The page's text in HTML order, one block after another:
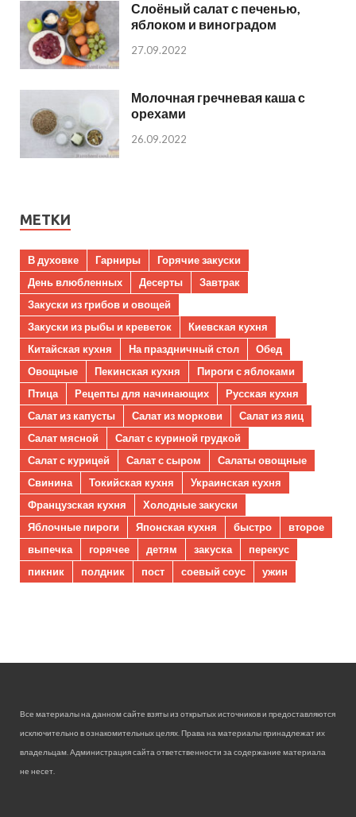
Слоёный салат с печенью,
яблоком и виноградом
27.09.2022
Молочная гречневая каша с
орехами
26.09.2022
МЕТКИ
В духовке Гарниры
Горячие закуски
День влюбленных
Десерты
Завтрак
Закуски из грибов и овощей
Закуски из рыбы и креветок
Киевская кухня
Китайская кухня
На праздничный стол
Обед
Овощные
Пекинская кухня
Пироги с яблоками
Птица
Рецепты для начинающих
Русская кухня
Салат из капусты
Салат из моркови
Салат из яиц
Салат мясной
Салат с куриной грудкой
Салат с курицей
Салат с сыром
Салаты овощные
Свинина
Токийская кухня
Украинская кухня
Французская кухня
Холодные закуски
Яблочные пироги
Японская кухня быстро
второе
выпечка
горячее детям закуска
перекус
пикник
полдник пост соевый соус ужин
Все материалы на данном сайте взяты из открытых источников и предоставляются
исключительно в ознакомительных целях. Права на материалы принадлежат их
владельцам. Администрация сайта ответственности за содержание материала
не несет.